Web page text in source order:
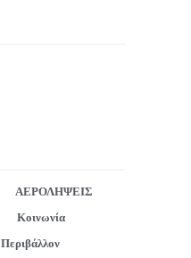
ΑΕΡΟΛΗΨΕΙΣ
Κοινωνία
Περιβάλλον